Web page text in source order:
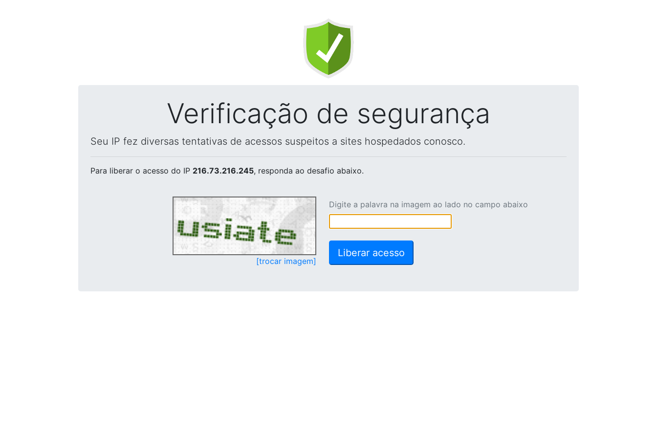
Verificação de segurança
Seu IP fez diversas tentativas de acessos suspeitos a sites hospedados conosco.
Para liberar o acesso do IP 216.73.216.245, responda ao desafio abaixo.
[trocar imagem]
Digite a palavra na imagem ao lado no campo abaixo